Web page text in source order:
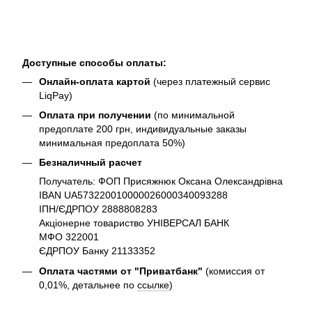
Доступные способы оплаты:
Онлайн-оплата картой (через платежный сервис
LiqPay)
Оплата при получении (по минимальной
предоплате 200 грн, индивидуальные заказы
минимальная предоплата 50%)
Безналичный расчет
Получатель: ФОП Присяжнюк Оксана Олександрівна
IBAN UA573220010000026000340093288
ІПН/ЄДРПОУ 2888808283
Акціонерне товариство УНІВЕРСАЛ БАНК
МФО 322001
ЄДРПОУ Банку 21133352
Оплата частями от "Приватбанк" (комиссия от
0,01%, детальнее по ссылке)